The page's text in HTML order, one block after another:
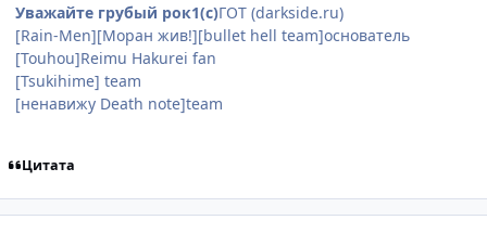
Уважайте грубый рок1(с)ГОТ (darkside.ru)
[Rain-Men][Моран жив!][bullet hell team]основатель
[Touhou]Reimu Hakurei fan
[Tsukihime] team
[ненавижу Death note]team
Цитата